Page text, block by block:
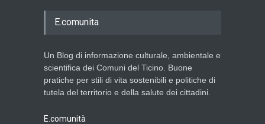
E.comunita
Un Blog di informazione culturale, ambientale e
scientifica dei Comuni del Ticino. Buone
pratiche per stili di vita sostenibili e politiche di
tutela del territorio e della salute dei cittadini.
E.comunità